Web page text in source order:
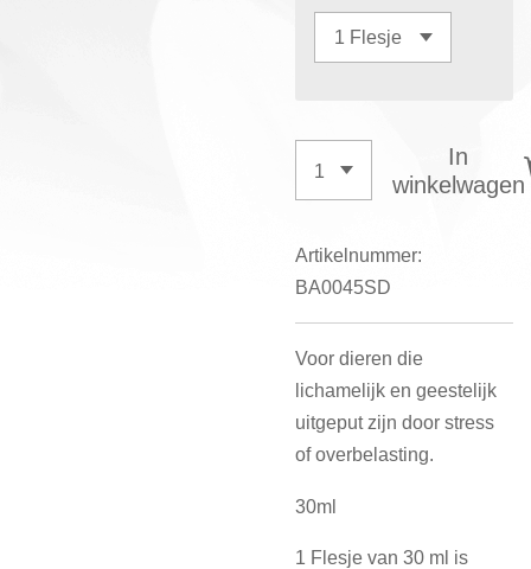
In
winkelwagen
Artikelnummer:
BA0045SD
Voor dieren die
lichamelijk en geestelijk
uitgeput zijn door stress
of overbelasting.
30ml
1 Flesje van 30 ml is